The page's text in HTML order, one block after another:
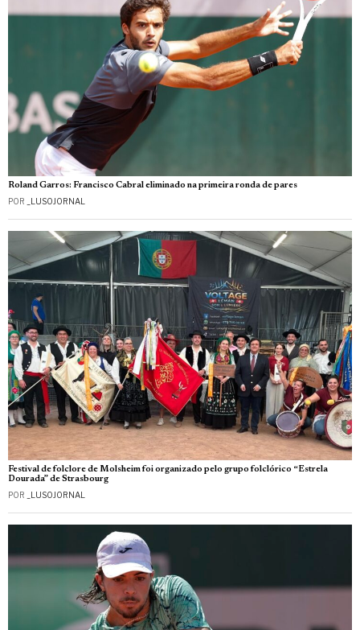
Roland Garros: Francisco Cabral eliminado na primeira ronda de pares
POR _LUSOJORNAL
Festival de folclore de Molsheim foi organizado pelo grupo folclórico “Estrela
Dourada” de Strasbourg
POR _LUSOJORNAL